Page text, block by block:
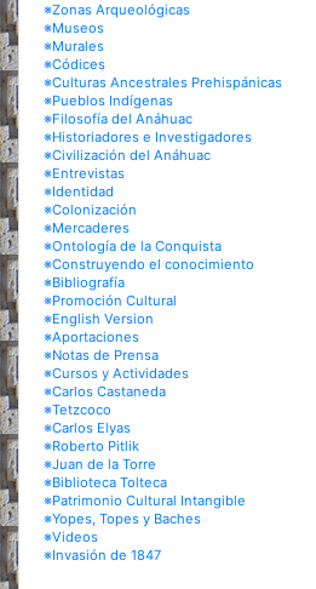
※Zonas Arqueológicas
※Museos
※Murales
※Códices
※Culturas Ancestrales Prehispánicas
※Pueblos Indígenas
※Filosofía del Anáhuac
※Historiadores e Investigadores
※Civilización del Anáhuac
※Entrevistas
※Identidad
※Colonización
※Mercaderes
※Ontología de la Conquista
※Construyendo el conocimiento
※Bibliografía
※Promoción Cultural
※English Version
※Aportaciones
※Notas de Prensa
※Cursos y Actividades
※Carlos Castaneda
※Tetzcoco
※Carlos Elyas
※Roberto Pitlik
※Juan de la Torre
※Biblioteca Tolteca
※Patrimonio Cultural Intangible
※Yopes, Topes y Baches
※Videos
※Invasión de 1847